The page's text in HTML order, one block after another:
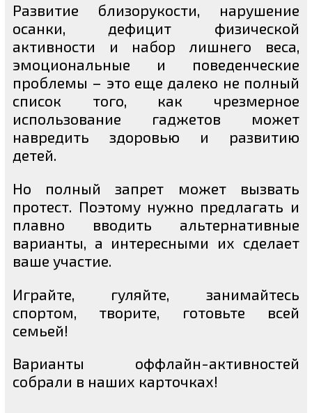
Развитие близорукости, нарушение
осанки, дефицит физической
активности и набор лишнего веса,
эмоциональные и поведенческие
проблемы – это еще далеко не полный
список того, как чрезмерное
использование гаджетов может
навредить здоровью и развитию
детей.
Но полный запрет может вызвать
протест. Поэтому нужно предлагать и
плавно вводить альтернативные
варианты, а интересными их сделает
ваше участие.
Играйте, гуляйте, занимайтесь
спортом, творите, готовьте всей
семьей!
Варианты оффлайн-активностей
собрали в наших карточках!